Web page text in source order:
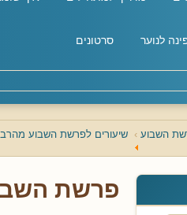
לנוער סרטונים
השבוע שיעורים לפרשת השבוע
פרשת